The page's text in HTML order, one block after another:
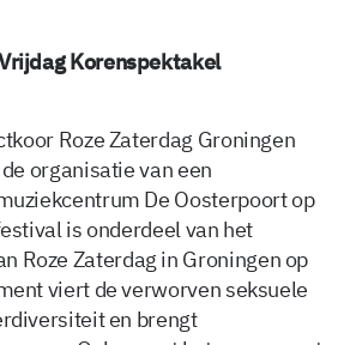
Korenspektakel
Roze Zaterdag Groningen
organisatie van een
De Oosterpoort op
is onderdeel van het
Roze Zaterdag in Groningen op
viert de verworven seksuele
en brengt